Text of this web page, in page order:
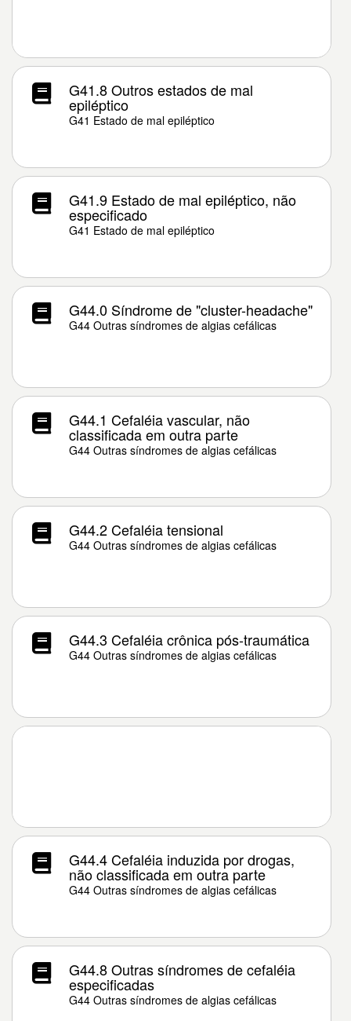
G41.8 Outros estados de mal
epiléptico
G41 Estado de mal epiléptico
G41.9 Estado de mal epiléptico, não
especificado
G41 Estado de mal epiléptico
G44.0 Síndrome de "cluster-headache"
G44 Outras síndromes de algias cefálicas
G44.1 Cefaléia vascular, não
classificada em outra parte
G44 Outras síndromes de algias cefálicas
G44.2 Cefaléia tensional
G44 Outras síndromes de algias cefálicas
G44.3 Cefaléia crônica pós-traumática
G44 Outras síndromes de algias cefálicas
G44.4 Cefaléia induzida por drogas,
não classificada em outra parte
G44 Outras síndromes de algias cefálicas
G44.8 Outras síndromes de cefaléia
especificadas
G44 Outras síndromes de algias cefálicas